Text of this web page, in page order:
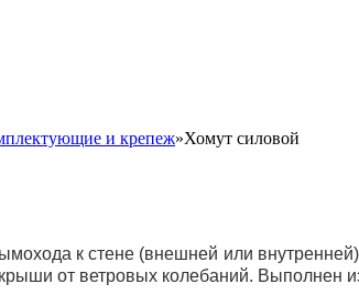
и крепеж»Хомут силовой
к стене (внешней или
от ветровых колебаний. Выполнен